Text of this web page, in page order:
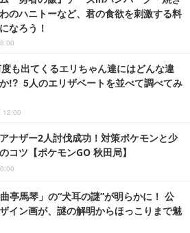
のハニトーなど、君の食欲を刺激する料
なろう！
度も出てくるエリちゃん達にはどんな違
!? 5人のエリザベートを並べて調べてみ
12:00
ナザー2人討伐成功！対策ポケモンと少
コツ【ポケモンGO 秋田局】
曲亭馬琴」の“犬耳の謎”が明らかに！ 公
イン画が、謎の解明からほっこりまで魅